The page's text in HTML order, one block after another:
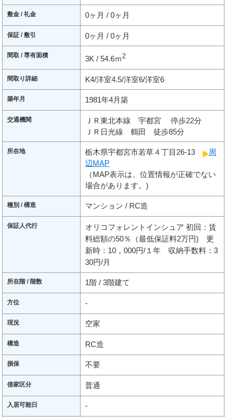
敷金 / 礼金 0ヶ月 / 0ヶ月
保証 / 敷引 0ヶ月 / 0ヶ月
間取 / 専有面積 3K / 54.6ｍ2
間取り詳細 K4/洋室4.5/洋室6/洋室6
築年月 1981年4月築
交通機関
ＪＲ東北本線 宇都宮 停歩22分
ＪＲ日光線 鶴田 徒歩85分
所在地 栃木県宇都宮市若草４丁目26-13
周
辺MAP
（MAP表示は、位置情報が正確でない
場合があります。)
種別 / 構造 マンション / RC造
保証人代行
オリコフォレントインシュア 初回：賃
料総額の50％（最低保証料2万円) 更
新時：10，000円/１年 収納手数料：3
30円/月
所在階 / 階数 1階 / 3階建て
方位 -
現況 空家
構造 RC造
損保 不要
借家区分 普通
入居可能日 -